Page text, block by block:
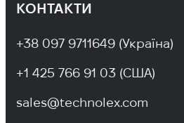
КОНТАКТИ
+38 097 9711649 (Україна)
+1 425 766 91 03 (США)
sales@technolex.com